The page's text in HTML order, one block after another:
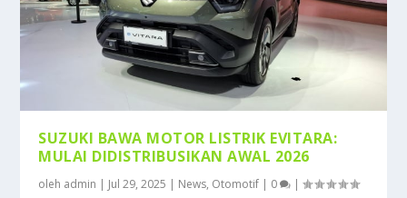
SUZUKI BAWA MOTOR LISTRIK EVITARA:
MULAI DIDISTRIBUSIKAN AWAL 2026
oleh admin | Jul 29, 2025 | News, Otomotif | 0 |